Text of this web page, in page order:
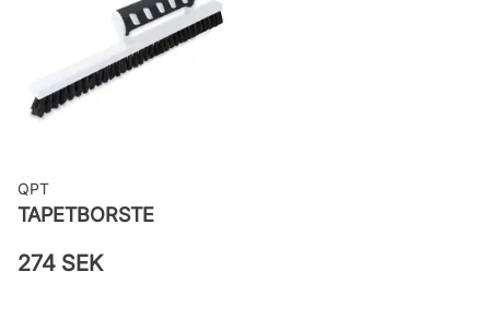
QPT
TAPETBORSTE
274 SEK